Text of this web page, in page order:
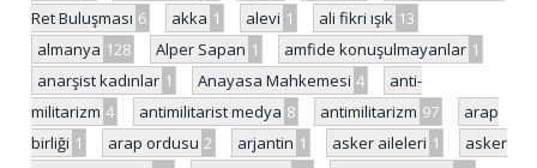
Ret Buluşması 6 akka 1 alevi 1 ali fikri ışık 13
almanya 128 Alper Sapan 1 amfide konuşulmayanlar 1
anarşist kadınlar 1 Anayasa Mahkemesi 4
anti-
militarizm 4 antimilitarist medya 8 antimilitarizm 97
arap
birliği 1 arap ordusu 2 arjantin 1 asker aileleri 1
asker